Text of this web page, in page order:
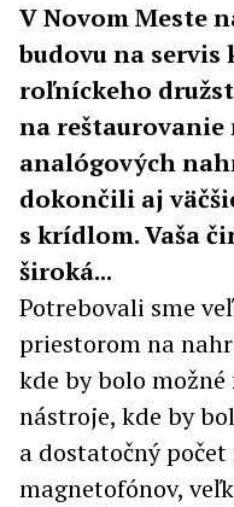
V Novom Meste
budovu na
roľníckeho
na
analógových
dokončili aj
s krídlom. Vaša
široká...
Potrebovali sme
priestorom na
kde by bolo
nástroje, kde by
a dostatočný
magnetofónov,